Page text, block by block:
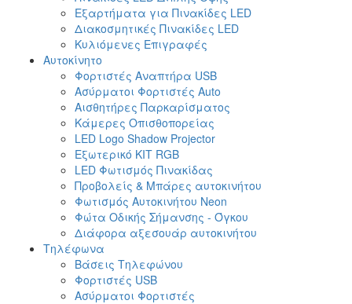
Εξαρτήματα για Πινακίδες LED
Διακοσμητικές Πινακίδες LED
Κυλιόμενες Επιγραφές
Αυτοκίνητο
Φορτιστές Αναπτήρα USB
Ασύρματοι Φορτιστές Auto
Αισθητήρες Παρκαρίσματος
Κάμερες Οπισθοπορείας
LED Logo Shadow Projector
Εξωτερικό ΚΙΤ RGB
LED Φωτισμός Πινακίδας
Προβολείς & Μπάρες αυτοκινήτου
Φωτισμός Αυτοκινήτου Neon
Φώτα Οδικής Σήμανσης - Όγκου
Διάφορα αξεσουάρ αυτοκινήτου
Τηλέφωνα
Βάσεις Τηλεφώνου
Φορτιστές USB
Ασύρματοι Φορτιστές